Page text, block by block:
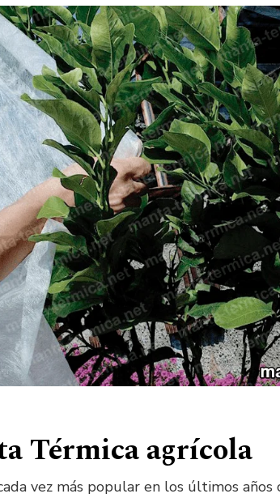
Térmica agrícola
vez más popular en los últimos años